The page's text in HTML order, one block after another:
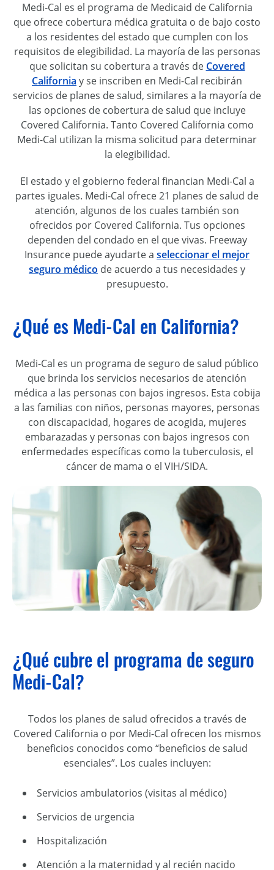
Medi-Cal es el programa de Medicaid de California
que ofrece cobertura médica gratuita o de bajo costo
a los residentes del estado que cumplen con los
requisitos de elegibilidad. La mayoría de las personas
que solicitan su cobertura a través de Covered
California y se inscriben en Medi-Cal recibirán
servicios de planes de salud, similares a la mayoría de
las opciones de cobertura de salud que incluye
Covered California. Tanto Covered California como
Medi-Cal utilizan la misma solicitud para determinar
la elegibilidad.
El estado y el gobierno federal financian Medi-Cal a
partes iguales. Medi-Cal ofrece 21 planes de salud de
atención, algunos de los cuales también son
ofrecidos por Covered California. Tus opciones
dependen del condado en el que vivas. Freeway
Insurance puede ayudarte a seleccionar el mejor
seguro médico de acuerdo a tus necesidades y
presupuesto.
¿Qué es Medi-Cal en California?
Medi-Cal es un programa de seguro de salud público
que brinda los servicios necesarios de atención
médica a las personas con bajos ingresos. Esta cobija
a las familias con niños, personas mayores, personas
con discapacidad, hogares de acogida, mujeres
embarazadas y personas con bajos ingresos con
enfermedades específicas como la tuberculosis, el
cáncer de mama o el VIH/SIDA.
¿Qué cubre el programa de seguro
Medi-Cal?
Todos los planes de salud ofrecidos a través de
Covered California o por Medi-Cal ofrecen los mismos
beneficios conocidos como “beneficios de salud
esenciales”. Los cuales incluyen:
Servicios ambulatorios (visitas al médico)
Servicios de urgencia
Hospitalización
Atención a la maternidad y al recién nacido